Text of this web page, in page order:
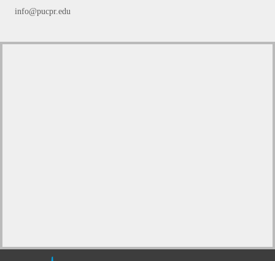
info@pucpr.edu